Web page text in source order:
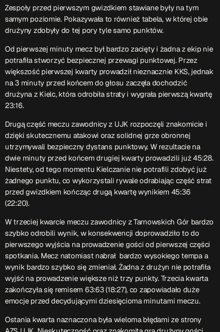
Klub WSPAK
Wirtualna Uczelnia
Biuro Karier
Przydatne informacje
Projekt ruszył w październiku 2015 roku z inicjatywy
kieleckich studentówCzytaj.wiecej…
Patronat medialny Radia Fraszka– regulamin, logotypy,
itp.Czytaj więcej…
Wyszukaj
search
ON AIR
Zespoły przed pierwszym gwizdkiem stawiane były na tym
samym poziomie. Pokazywała to również tabela, w której obie
drużyny zdobyły do tej pory tyle samo punktów.
Od pierwszej minuty mecz był bardzo zacięty i żadna z ekip nie
potrafiła stworzyć bezpiecznej przewagi punktowej. Przez
większość pierwszej kwarty prowadził nieznacznie KKS, jednak
na 3 minuty przed końcem do głosu zaczęła dochodzić
drużyna z Kielc, która odrobiła straty i wygrała pierwszą kwartę
23:16.
Drugą część meczu zawodnicy z UJK rozpoczęli znakomicie i
dzięki skutecznemu atakowi oraz solidnej grze obronnej
utrzymywali bezpieczny dystans punktowy. W rezultacie na
dwie minuty przed końcem drugiej kwarty prowadzili już 45:28.
Niestety, od tego momentu Kielczanie nie potrafili zdobyć już
żadnego punktu, co wykorzystali rywale odrabiając część strat
przed gwizdkiem kończąc drugą kwartę wynikiem 45:36
(22:20).
W trzeciej kwarcie meczu zawodnicy z Tarnowskich Gór bardzo
szybko odrobili wynik, w konsekwencji doprowadziło to do
pierwszego wyjścia na prowadzenie gości od pierwszej części
spotkania. Mecz natomiast nabrał bardzo wysokiego tempa a
wynik bardzo szybko się zmieniał. Żadna z drużyn nie potrafiła
wyjść na prowadzenie większe niż trzy punkty. Trzecia kwarta
zakończyła się remisem 63:63 (18:27), co zapowiadało duże
emocje przed decydującymi dziesięcioma minutami meczu.
Ostania kwarta naznaczona była wieloma błędami ze strony